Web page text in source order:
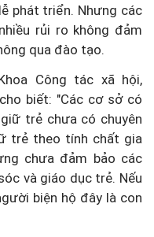
phát triển. Nhưng các
rủi ro không đảm
qua đào tạo.
Công tác xã hội,
biết: "Các cơ sở có
trẻ chưa có chuyên
trẻ theo tính chất gia
chưa đảm bảo các
và giáo dục trẻ. Nếu
biện hộ đây là con